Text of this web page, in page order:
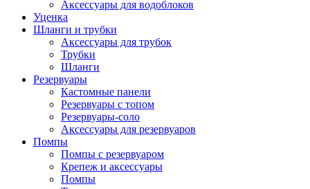
Аксессуары для водоблоков
Уценка
Шланги и трубки
Аксессуары для трубок
Трубки
Шланги
Резервуары
Кастомные панели
Резервуары с топом
Резервуары-соло
Аксессуары для резервуаров
Помпы
Помпы с резервуаром
Крепеж и аксессуары
Помпы